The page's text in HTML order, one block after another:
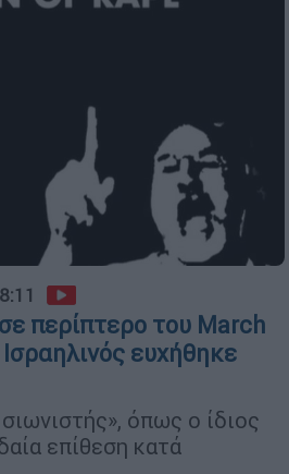
περίπτερο του March
ευχήθηκε
όπως ο ίδιος
επίθεση κατά